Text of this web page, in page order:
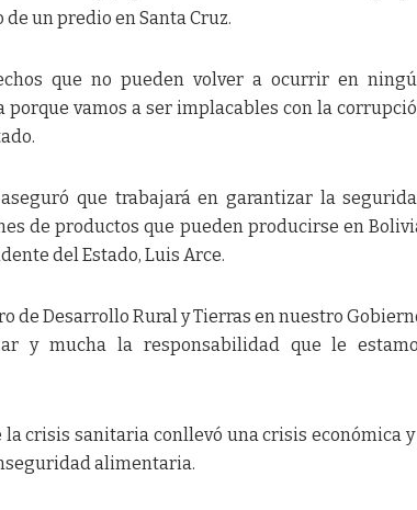
un predio en Santa Cruz.
que no pueden volver a ocurrir en
vamos a ser implacables con la
que trabajará en garantizar la
de productos que pueden producirse en
del Estado, Luis Arce.
de Desarrollo Rural y Tierras en nuestro
y mucha la responsabilidad que le
crisis sanitaria conllevó una crisis económica y
alimentaria.